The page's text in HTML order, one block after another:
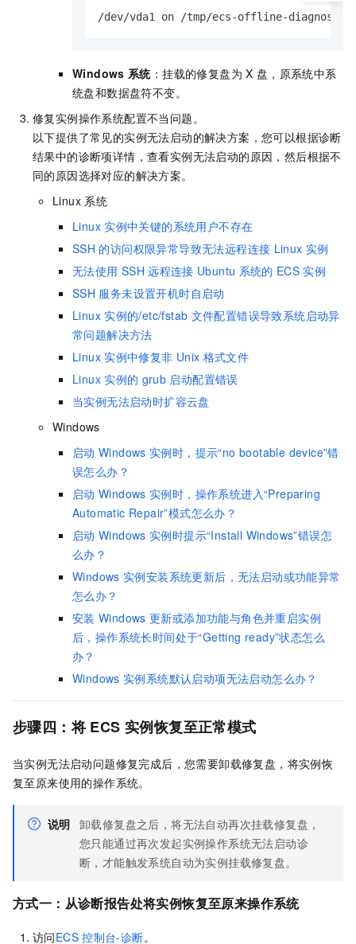
/dev/vda1 on /tmp/ecs-offline-
Windows 系统：挂载的修复盘为 X 盘，原系统中系
统盘和数据盘符不变。
修复实例操作系统配置不当问题。
以下提供了常见的实例无法启动的解决方案，您可以根据诊断
结果中的诊断项详情，查看实例无法启动的原因，然后根据不
同的原因选择对应的解决方案。
Linux 系统
Linux 实例中关键的系统用户不存在
SSH 的访问权限异常导致无法远程连接 Linux 实例
无法使用 SSH 远程连接 Ubuntu 系统的 ECS 实例
SSH 服务未设置开机时自启动
Linux 实例的/etc/fstab 文件配置错误导致系统启动异
常问题解决方法
Linux 实例中修复非 Unix 格式文件
Linux 实例的 grub 启动配置错误
当实例无法启动时扩容云盘
Windows
启动 Windows 实例时，提示“no bootable device”错
误怎么办？
启动 Windows 实例时，操作系统进入“Preparing
Automatic Repair”模式怎么办？
启动 Windows 实例时提示“Install Windows”错误怎
么办？
Windows 实例安装系统更新后，无法启动或功能异常
怎么办？
安装 Windows 更新或添加功能与角色并重启实例
后，操作系统长时间处于“Getting ready”状态怎么
办？
Windows 实例系统默认启动项无法启动怎么办？
步骤四：将 ECS 实例恢复至正常模式
当实例无法启动问题修复完成后，您需要卸载修复盘，将实例恢
复至原来使用的操作系统。
说明 卸载修复盘之后，将无法自动再次挂载修复盘，
您只能通过再次发起实例操作系统无法启动诊
断，才能触发系统自动为实例挂载修复盘。
方式一：从诊断报告处将实例恢复至原来操作系统
访问ECS 控制台-诊断。